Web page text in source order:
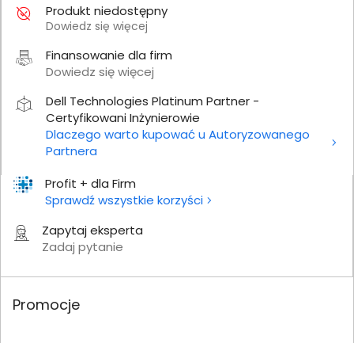
Profit + dla Firm
Sprawdź wszystkie korzyści
Zapytaj eksperta
Zadaj pytanie
Produkt niedostępny
Dowiedz się więcej
Finansowanie dla firm
Dowiedz się więcej
Dell Technologies Platinum Partner -
Certyfikowani Inżynierowie
Dlaczego warto kupować u Autoryzowanego
Partnera
Promocje